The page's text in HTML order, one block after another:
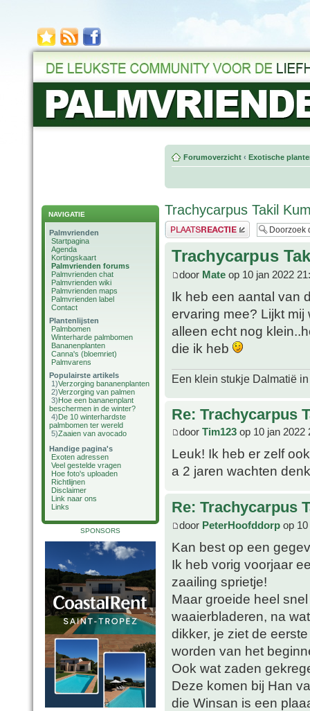
NAVIGATIE
Palmvrienden
Startpagina
Agenda
Kortingskaart
Palmvrienden forums
Palmvrienden chat
Palmvrienden wiki
Palmvrienden maps
Palmvrienden label
Contact
Plantenlijsten
Palmbomen
Winterharde palmbomen
Bananenplanten
Canna's (bloemriet)
Palmvarens
Populairste artikels
1)Verzorging bananenplanten
2)Verzorging van palmen
3)Hoe een bananenplant
beschermen in de winter?
4)De 10 winterhardste
palmbomen ter wereld
5)Zaaien van avocado
Handige pagina's
Exoten adressen
Veel gestelde vragen
Hoe foto's uploaden
Richtlijnen
Disclaimer
Link naar ons
Links
SPONSORS
Forumoverzicht ‹ Exotische
Trachycarpus Takil
Plaats een reactie
Trachycarpus
door Mate op 10 jan 2022
Ik heb een aantal van
ervaring mee? Lijkt
alleen echt nog
die ik heb
Een klein stukje Dalmatië
Re: Trachycarpus
door Tim123 op 10 jan 2022
Leuk! Ik heb er zelf
a 2 jaren wachten
Re: Trachycarpus
door PeterHoofddorp op
Kan best op een
Ik heb vorig voorjaar
zaailing sprietje!
Maar groeide heel
waaierbladeren, na
dikker, je ziet de
worden van het
Ook wat zaden
Deze komen bij Han
die Winsan is een